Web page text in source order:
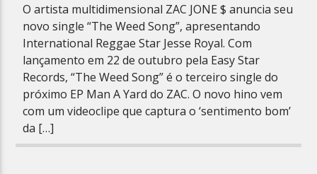
O artista multidimensional ZAC JONE $ anuncia seu
novo single “The Weed Song”, apresentando
International Reggae Star Jesse Royal. Com
lançamento em 22 de outubro pela Easy Star
Records, “The Weed Song” é o terceiro single do
próximo EP Man A Yard do ZAC. O novo hino vem
com um videoclipe que captura o ‘sentimento bom’
da […]